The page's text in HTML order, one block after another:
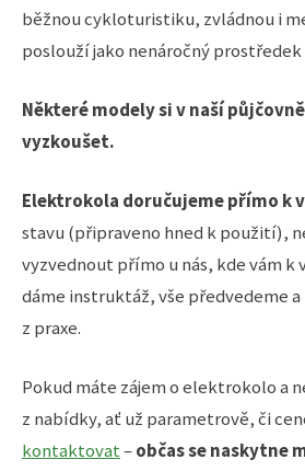
běžnou cykloturistiku, zvládnou i
poslouží jako nenáročný
Některé modely si v naší
vyzkoušet.
Elektrokola doručujeme přímo k
stavu (připraveno hned k použití),
vyzvednout přímo u nás, kde vám
dáme instruktáž, vše předvedeme
z praxe.
Pokud máte zájem o elektrokolo a
z nabídky, ať už parametrově, či
kontaktovat–občas se naskytne